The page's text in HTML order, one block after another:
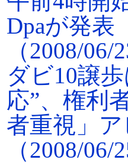
Dpaが発表
（2008/06/
ダビ10譲
応”、権利
者重視」
（2008/06/